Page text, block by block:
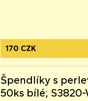
170 CZK
Špendlíky s
50ks bílé;